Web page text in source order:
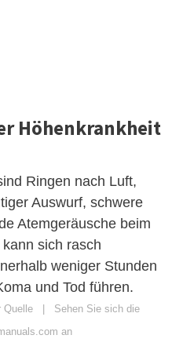
Höhenkrankheit
Ringen nach Luft,
Auswurf, schwere
Atemgeräusche beim
sich rasch
weniger Stunden
und Tod führen.
Quelle
Sehen Sie sich die
an